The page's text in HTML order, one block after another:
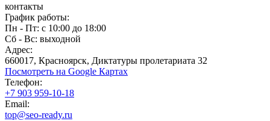
контакты
График работы:
Пн - Пт: с 10:00 до 18:00
Сб - Вс: выходной
Адрес:
660017, Красноярск, Диктатуры пролетариата 32
Посмотреть на Google Картах
Телефон:
+7 903 959-10-18
Email:
top@seo-ready.ru